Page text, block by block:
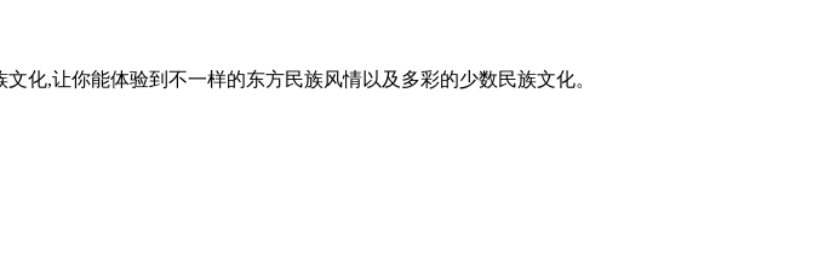
化,让你能体验到不一样的东方民族风情以及多彩的少数民族文化。